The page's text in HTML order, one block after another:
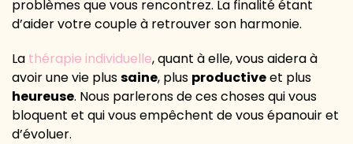
problèmes que vous rencontrez. La finalité étant
d’aider votre couple à retrouver son harmonie.
La thérapie individuelle,quant à elle,vous aidera à
avoir une vie plussaine, plus productiveet plus
heureuse. Nous parlerons de ces choses qui vous
bloquent et qui vous empêchent de vous épanouir et
d’évoluer.